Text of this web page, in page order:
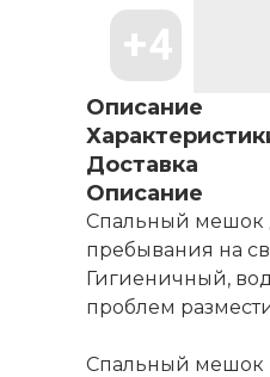
Описание
Доставка
Описание
Спальный мешок
пребывания на
Гигиеничный,
проблем
Спальный мешок